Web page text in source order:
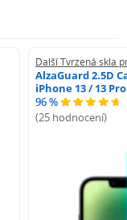
Další Tvrzená skla
AlzaGuard 2.5D
iPhone 13 / 13 Pro
96 %
(25 hodnocení)